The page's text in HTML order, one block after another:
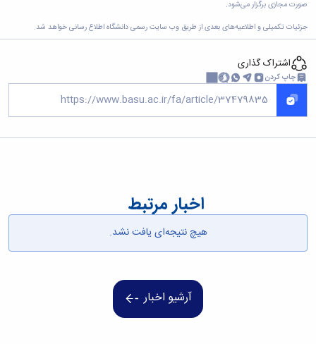
آدرس
دانشکده‌ها
شماره
آموزش
دانش‌آموختگان
ژئوماتیک
کتابخانه
مرکزی
و
مرکز
اسناد
پایان
دانشگاه
آموزش
عالی
فاطمیه
(ویژه
دختران)
موزه
تاریخ
طبیعی
صورت مجازی برگزار می‌شود.
جزئیات تکمیلی و اطلاعیه‌های بعدی از طریق وب سایت رسمی دانشگاه اطلاع رسانی خواهد شد.
اشتراک گذاری
چاپ کردن
اخبار مرتبط
هیچ نتیجه‌ای یافت نشد.
آرشیو اخبار